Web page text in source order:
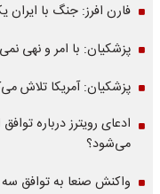
فارن افرز: جنگ با
پزشکیان: با امر و نهی
پزشکیان: آمریکا تلاش
ادعای رویترز درباره
می‌شود؟
واکنش صنعا به توافق